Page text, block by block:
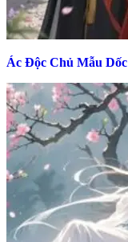
Ác Độc Chủ Mẫu